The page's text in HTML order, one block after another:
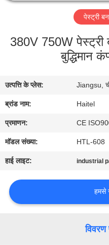
भ्रमण
नियंत्रण
संपर्क
करें
उद्धरण
की
पेस्ट्री
380V 750W पेस्ट्री
बुद्धिमान
उत्पत्ति के प्लेस: Jiangsu,
ब्रांड नाम: Haitel
प्रमाणन: CE
मॉडल संख्या: HTL-608
हाई लाइट: industrial
हमसे